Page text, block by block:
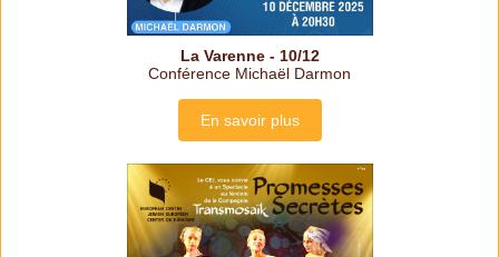
La Varenne - 10/12
Conférence Michaël Darmon
En savoir plus